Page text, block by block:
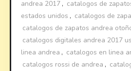
andrea 2017 , catalogos de
estados unidos , catalogos de
catalogos de zapatos andrea
catalogos digitales andrea 2017
linea andrea , catalogos en linea
catalogos rossi de andrea ,